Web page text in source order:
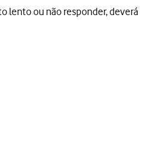
lento ou não responder, deverá